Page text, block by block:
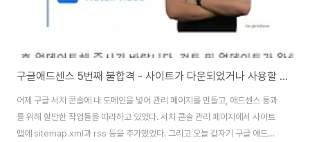
구글애드센스 5번째 불합격 - 사이트가 다운되었거나 사용할 수 없음 문제
어제 구글 서치 콘솔에 내 도메인을 넣어 관리 페이지를 만들고, 애드센스 통과
를 위해 할만한 작업들을 따라하고 있었다. 서치 콘솔 관리 페이지에서 사이트
맵에 sitemap.xml과 rss 등을 추가했었다. 그리고 오늘 갑자기 구글 애드센